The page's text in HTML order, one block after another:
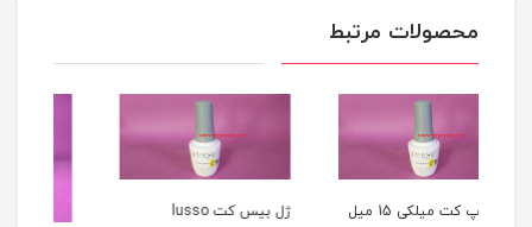
محصولات مرتبط
ژل بيس کت lusso